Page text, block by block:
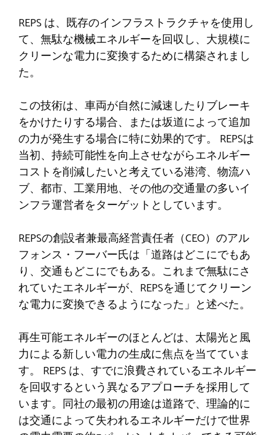
REPS は、既存のインフラストラクチャを使用し
て、無駄な機械エネルギーを回収し、大規模に
クリーンな電力に変換するために構築されまし
た。
この技術は、車両が自然に減速したりブレーキ
をかけたりする場合、または坂道によって追加
の力が発生する場合に特に効果的です。 REPSは
当初、持続可能性を向上させながらエネルギー
コストを削減したいと考えている港湾、物流ハ
ブ、都市、工業用地、その他の交通量の多いイ
ンフラ運営者をターゲットとしています。
REPSの創設者兼最高経営責任者（CEO）のアル
フォンス・フーバー氏は「道路はどこにでもあ
り、交通もどこにでもある。これまで無駄にさ
れていたエネルギーが、REPSを通じてクリーン
な電力に変換できるようになった」と述べた。
再生可能エネルギーのほとんどは、太陽光と風
力による新しい電力の生成に焦点を当てていま
す。 REPS は、すでに浪費されているエネルギー
を回収するという異なるアプローチを採用して
います。同社の最初の用途は道路で、理論的に
は交通によって失われるエネルギーだけで世界